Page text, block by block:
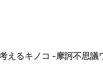
えるキノコ -摩訶不思議